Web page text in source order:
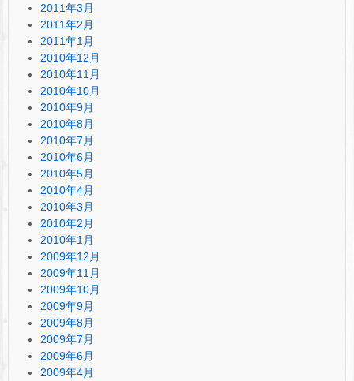
2011年3月
2011年2月
2011年1月
2010年12月
2010年11月
2010年10月
2010年9月
2010年8月
2010年7月
2010年6月
2010年5月
2010年4月
2010年3月
2010年2月
2010年1月
2009年12月
2009年11月
2009年10月
2009年9月
2009年8月
2009年7月
2009年6月
2009年4月